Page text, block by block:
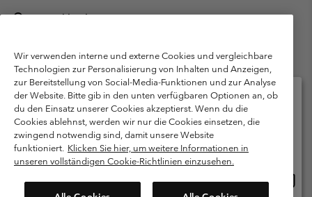
Deutschland
München Deutschland. Alle Rechte vorbehalten.
Nutzungsbedingungen
Allgemeine Verkaufsbedingungen
Garantie
Datenschutzerklärung
Bestimmungen und Bedingungen des Mitglieder Programms
Nutzungsbedingungen Für Nutzergenerierte Inhalte
Cookies
Public CBCR
Kundenservice: Mo- Fr. 9:00 - 13:00 & 14:00- 18:00 Uhr
Wir verwenden interne und externe Cookies und vergleichbare
Technologien zur Personalisierung von Inhalten und Anzeigen,
zur Bereitstellung von Social-Media-Funktionen und zur Analyse
der Website. Bitte gib in den unten verfügbaren Optionen an, ob
du den Einsatz unserer Cookies akzeptierst. Wenn du die
Cookies ablehnst, werden wir nur die Cookies einsetzen, die
zwingend notwendig sind, damit unsere Website
funktioniert. Klicken Sie hier, um weitere Informationen in
unseren vollständigen Cookie-Richtlinien einzusehen.
Bitte wählen Sie Ihr Lieferland und Ihre Sprache
Online-Einkauf verfügbar